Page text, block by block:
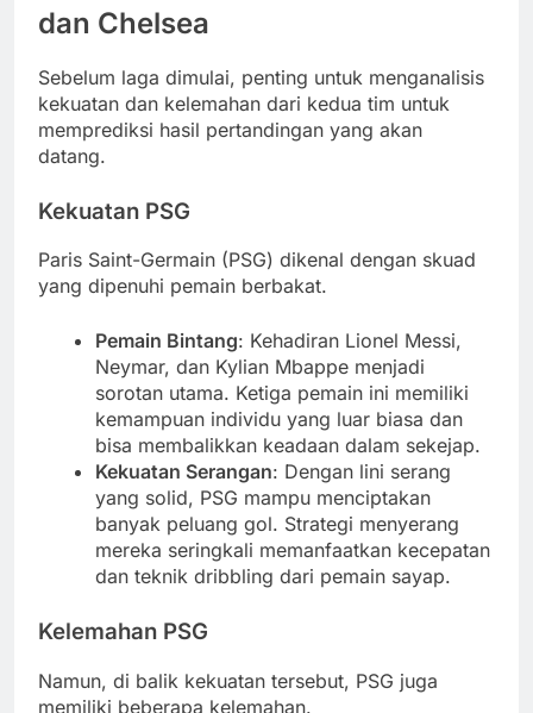
dan Chelsea
Sebelum laga dimulai, penting untuk menganalisis
kekuatan dan kelemahan dari kedua tim untuk
memprediksi hasil pertandingan yang akan
datang.
Kekuatan PSG
Paris Saint-Germain (PSG) dikenal dengan skuad
yang dipenuhi pemain berbakat.
Pemain Bintang: Kehadiran Lionel Messi,
Neymar, dan Kylian Mbappe menjadi
sorotan utama. Ketiga pemain ini memiliki
kemampuan individu yang luar biasa dan
bisa membalikkan keadaan dalam sekejap.
Kekuatan Serangan: Dengan lini serang
yang solid, PSG mampu menciptakan
banyak peluang gol. Strategi menyerang
mereka seringkali memanfaatkan kecepatan
dan teknik dribbling dari pemain sayap.
Kelemahan PSG
Namun, di balik kekuatan tersebut, PSG juga
memiliki beberapa kelemahan.